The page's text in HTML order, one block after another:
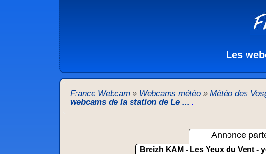
Les
France Webcam » Webcams météo » Météo des
webcams de la station de Le ... .
Annonce
Breizh KAM - Les Yeux du Vent -